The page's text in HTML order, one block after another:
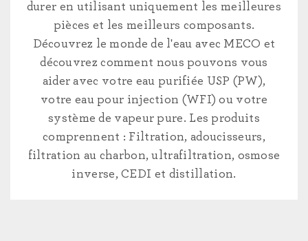
durer en utilisant uniquement les meilleures
pièces et les meilleurs composants.
Découvrez le monde de l'eau avec MECO et
découvrez comment nous pouvons vous
aider avec votre eau purifiée USP (PW),
votre eau pour injection (WFI) ou votre
système de vapeur pure. Les produits
comprennent : Filtration, adoucisseurs,
filtration au charbon, ultrafiltration, osmose
inverse, CEDI et distillation.